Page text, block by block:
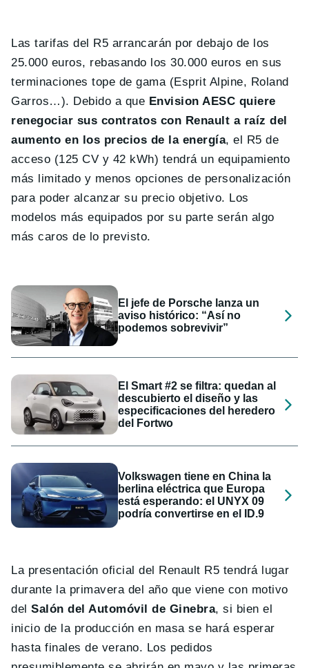
Las tarifas del R5 arrancarán por debajo de los
25.000 euros, rebasando los 30.000 euros en sus
terminaciones tope de gama (Esprit Alpine, Roland
Garros…). Debido a que Envision AESC quiere
renegociar sus contratos con Renault a raíz del
aumento en los precios de la energía, el R5 de
acceso (125 CV y 42 kWh) tendrá un equipamiento
más limitado y menos opciones de personalización
para poder alcanzar su precio objetivo. Los
modelos más equipados por su parte serán algo
más caros de lo previsto.
El jefe de Porsche lanza un
aviso histórico: “Así no
podemos sobrevivir”
El Smart #2 se filtra: quedan al
descubierto el diseño y las
especificaciones del heredero
del Fortwo
Volkswagen tiene en China la
berlina eléctrica que Europa
está esperando: el UNYX 09
podría convertirse en el ID.9
La presentación oficial del Renault R5 tendrá lugar
durante la primavera del año que viene con motivo
delSalón del Automóvil de Ginebra, si bien el
inicio de la producción en masa se hará esperar
hasta finales de verano. Los pedidos